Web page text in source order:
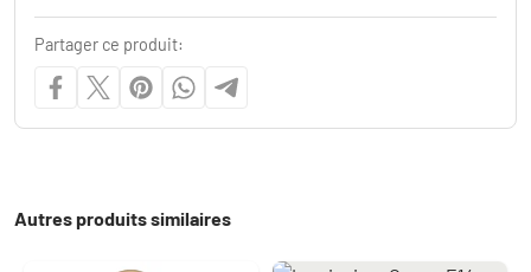
Partager ce produit:
Autres produits similaires